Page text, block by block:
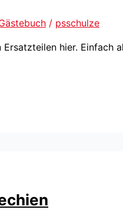
/ psschulze
hier. Einfach